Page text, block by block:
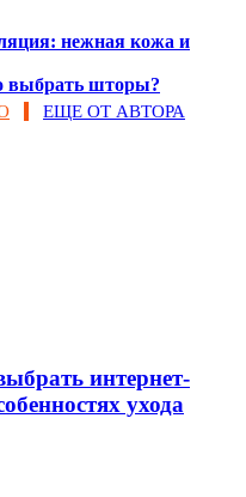
нежная кожа и
выбрать шторы?
ЕЩЕ ОТ АВТОРА
интернет-
ухода